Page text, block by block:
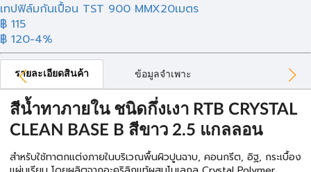
เทปฟิล์มกันเปื้อน TST 900 MMX20เมตร
฿ 115
฿ 120-4%
รายละเอียดสินค้า ข้อมูลจำเพาะ
สีน้ำทาภายใน ชนิดกึ่งเงา RTB CRYSTAL
CLEAN BASE B สีขาว 2.5 แกลลอน
สำหรับใช้ทาตกแต่งภายในบริเวณพื้นผิวปูนฉาบ, คอนกรีต, อิฐ, กระเบื้อง